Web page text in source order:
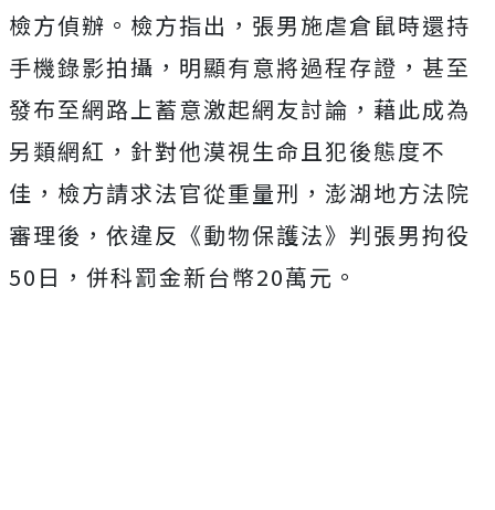
檢方偵辦。檢方指出，張男施虐倉鼠時還持
手機錄影拍攝，明顯有意將過程存證，甚至
發布至網路上蓄意激起網友討論，藉此成為
另類網紅，針對他漠視生命且犯後態度不
佳，檢方請求法官從重量刑，澎湖地方法院
審理後，依違反《動物保護法》判張男拘役
50日，併科罰金新台幣20萬元。